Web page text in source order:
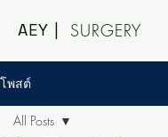
SURGERY
AEY |
โพสต์
All Posts